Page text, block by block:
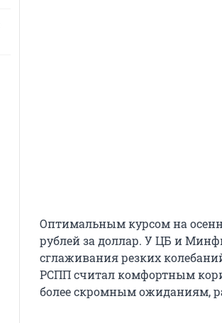
Оптимальным курсом на
рублей за доллар. У ЦБ и
сглаживания резких
РСПП считал комфортным
более скромным ожиданиям,